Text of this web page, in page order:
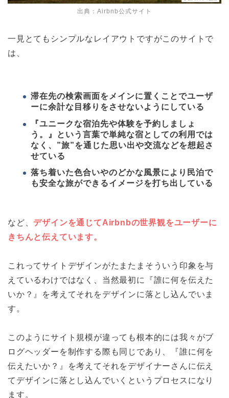
出典：Airbnb公式サイト
一見とてもシンプルなレイアウトですがこのサイトで
は、
滞在先の検索画面をメインに置くことでユーザ
ーに余計な目移りをさせないようにしている
『ユニークな宿泊先や体験を予約しましょ
う。』という言葉で単純な宿としての利用では
なく、”旅”を通じた思い出や交流などを想起さ
せている
落ち着いた色合いやのどかな風景により民泊で
も安全な旅ができるイメージを打ち出している
など、 デザインを通じてAirbnbの世界観をユーザーに
きちんと伝えています。
これってサイトデザインがたまたまそういう印象を与
えているわけではなく、当然最初に『誰に何を伝えた
いか？』を考えてそれをデザインに落とし込んでいま
す。
このようにサイト規模が違っても根本的には我々がブ
ログヘッダーを制作する際も同じであり、
『誰に何を
伝えたいか？』を考えてそれをデザイナーさんに伝え
てデザインに落とし込んでいくというプロセスになり
ます。